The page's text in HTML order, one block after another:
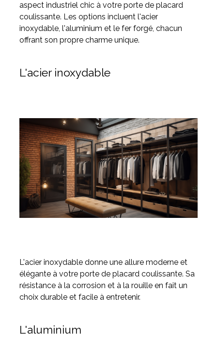
aspect industriel chic à votre porte de placard
coulissante. Les options incluent l'acier
inoxydable, l'aluminium et le fer forgé, chacun
offrant son propre charme unique.
L'acier inoxydable
L'acier inoxydable donne une allure moderne et
élégante à votre porte de placard coulissante. Sa
résistance à la corrosion et à la rouille en fait un
choix durable et facile à entretenir.
L'aluminium